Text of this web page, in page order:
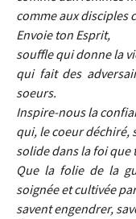
comme aux disciples
Envoie ton Esprit,
souffle qui donne la
qui fait des
soeurs.
Inspire-nous la
qui, le coeur déchiré,
solide dans la foi que
Que la folie de la
soignée et cultivée
savent engendrer,